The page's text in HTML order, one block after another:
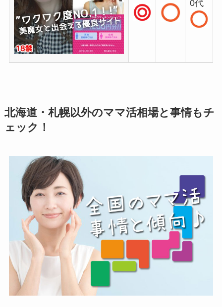
0代
北海道・札幌以外のママ活相場と事情もチ
ェック！